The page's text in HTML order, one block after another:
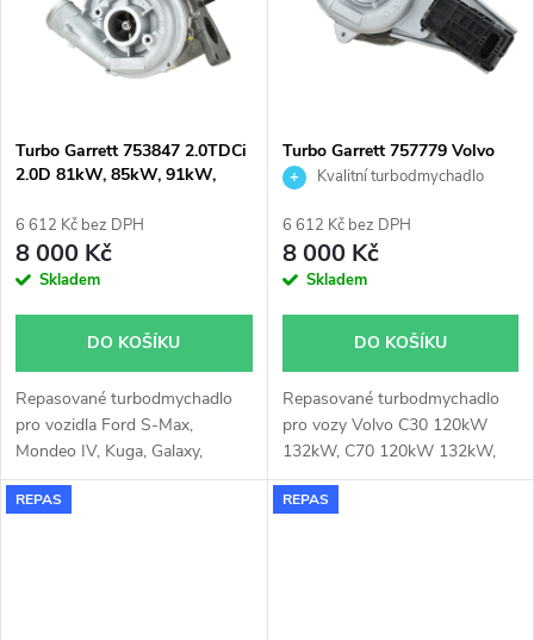
Turbo Garrett 753847 2.0TDCi
2.0D 81kW, 85kW, 91kW,
6 612 Kč bez DPH
8 000 Kč
Skladem
DO KOŠÍKU
Repasované turbodmychadlo
pro vozidla Ford S-Max,
Mondeo IV, Kuga, Galaxy,
Focus II, C-Max, Volvo V70,
V50, S80, S40, C70, C30
Turbo Garrett 757779 Volvo
D5 2.4DKvalitní turbodmychadlo
6 612 Kč bez DPH
8 000 Kč
Skladem
DO KOŠÍKU
Repasované turbodmychadlo
pro vozy Volvo C30 120kW
132kW, C70 120kW 132kW,
S40 120kW 132kW, S60 90kW
93kW 120kW 136kW, S80 120
REPAS REPAS